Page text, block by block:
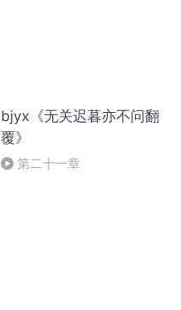
bjyx《无关迟暮亦不问翻
覆》
第二十一章